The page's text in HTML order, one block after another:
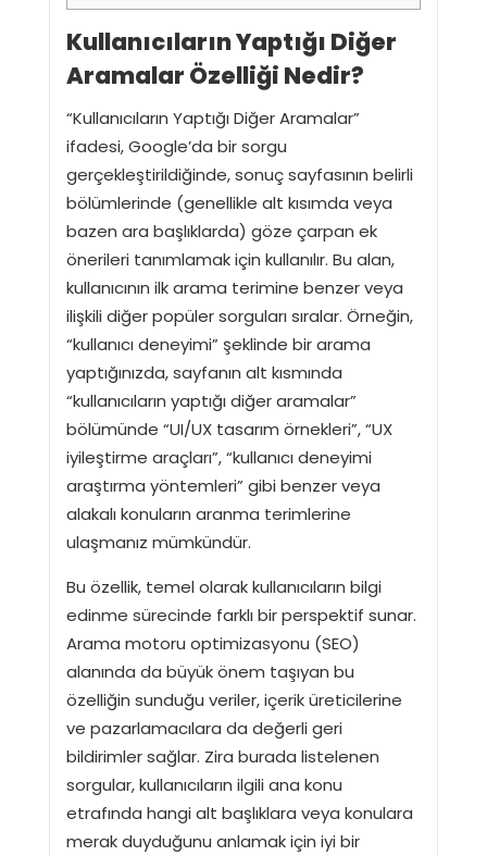
Kullanıcıların Yaptığı Diğer
Aramalar Özelliği Nedir?
“Kullanıcıların Yaptığı Diğer Aramalar”
ifadesi, Google’da bir sorgu
gerçekleştirildiğinde, sonuç sayfasının belirli
bölümlerinde (genellikle alt kısımda veya
bazen ara başlıklarda) göze çarpan ek
önerileri tanımlamak için kullanılır. Bu alan,
kullanıcının ilk arama terimine benzer veya
ilişkili diğer popüler sorguları sıralar. Örneğin,
“kullanıcı deneyimi” şeklinde bir arama
yaptığınızda, sayfanın alt kısmında
“kullanıcıların yaptığı diğer aramalar”
bölümünde “UI/UX tasarım örnekleri”, “UX
iyileştirme araçları”, “kullanıcı deneyimi
araştırma yöntemleri” gibi benzer veya
alakalı konuların aranma terimlerine
ulaşmanız mümkündür.
Bu özellik, temel olarak kullanıcıların bilgi
edinme sürecinde farklı bir perspektif sunar.
Arama motoru optimizasyonu (SEO)
alanında da büyük önem taşıyan bu
özelliğin sunduğu veriler, içerik üreticilerine
ve pazarlamacılara da değerli geri
bildirimler sağlar. Zira burada listelenen
sorgular, kullanıcıların ilgili ana konu
etrafında hangi alt başlıklara veya konulara
merak duyduğunu anlamak için iyi bir